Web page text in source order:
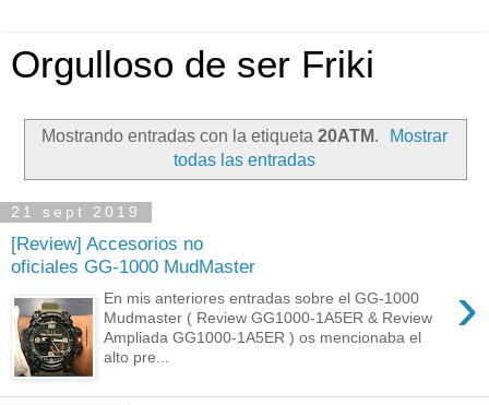
Orgulloso de ser Friki
Mostrando entradas con la etiqueta 20ATM.
Mostrar
todas las entradas
21 sept 2019
[Review] Accesorios no
oficiales GG-1000 MudMaster
›
En mis anteriores entradas sobre el GG-1000
Mudmaster ( Review GG1000-1A5ER & Review
Ampliada GG1000-1A5ER ) os mencionaba el
alto pre...